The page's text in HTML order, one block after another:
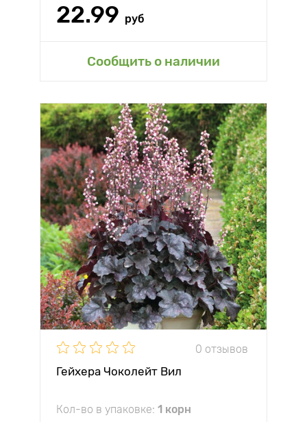
22.99 руб
Сообщить о наличии
0 отзывов
Гейхера Чоколейт Вил
Кол-во в упаковке: 1 корн